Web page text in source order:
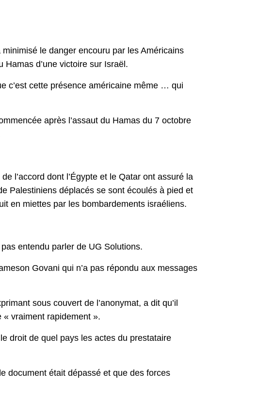
le danger encouru par les Américains
d’une victoire sur Israël.
c’est cette présence américaine même … qui
après l’assaut du Hamas du 7 octobre
l’accord dont l’Égypte et le Qatar ont assuré la
Palestiniens déplacés se sont écoulés à pied et
en miettes par les bombardements israéliens.
entendu parler de UG Solutions.
Govani qui n’a pas répondu aux messages
sous couvert de l’anonymat, a dit qu’il
« vraiment rapidement ».
droit de quel pays les actes du prestataire
document était dépassé et que des forces